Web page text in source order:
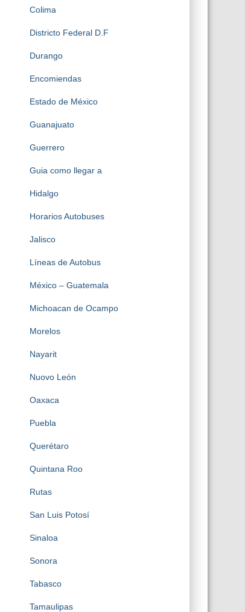
Colima
Districto Federal D.F
Durango
Encomiendas
Estado de México
Guanajuato
Guerrero
Guia como llegar a
Hidalgo
Horarios Autobuses
Jalisco
Líneas de Autobus
México – Guatemala
Michoacan de Ocampo
Morelos
Nayarit
Nuovo León
Oaxaca
Puebla
Querétaro
Quintana Roo
Rutas
San Luis Potosí
Sinaloa
Sonora
Tabasco
Tamaulipas